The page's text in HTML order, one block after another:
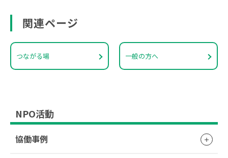
関連ページ
つながる場 一般の方へ
NPO活動
協働事例